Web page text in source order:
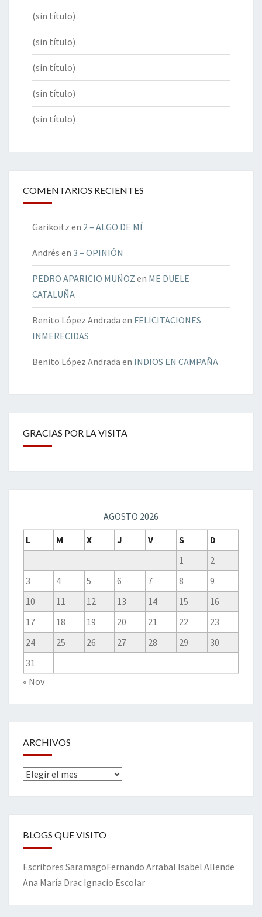
(sin título)
(sin título)
(sin título)
(sin título)
(sin título)
COMENTARIOS RECIENTES
Garikoitz en 2 – ALGO DE MÍ
Andrés en 3 – OPINIÓN
PEDRO APARICIO MUÑOZ en ME DUELE
CATALUÑA
Benito López Andrada en FELICITACIONES
INMERECIDAS
Benito López Andrada en INDIOS EN CAMPAÑA
GRACIAS POR LA VISITA
AGOSTO 2026
L
M X J V S
D
1
2
3
4 5 6 7 8
9
10
11 12 13 14 15
16
17
18 19 20 21 22
23
24
25 26 27 28 29
30
31
« Nov
ARCHIVOS
Archivos
BLOGS QUE VISITO
Escritores SaramagoFernando Arrabal Isabel Allende
Ana María Drac Ignacio Escolar